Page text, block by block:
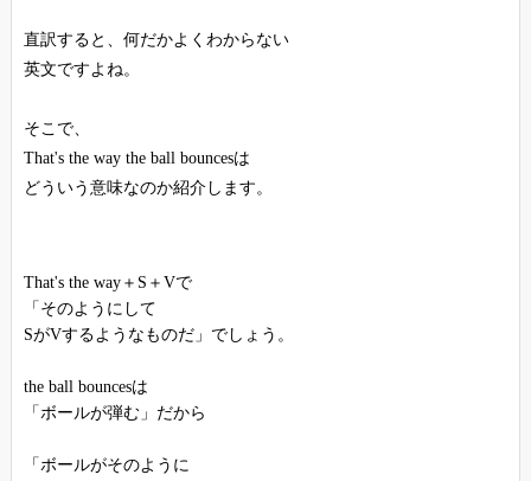
直訳すると、何だかよくわからない
英文ですよね。
そこで、
That's the way the ball bouncesは
どういう意味なのか紹介します。
That's the way＋S＋Vで
「そのようにして
SがVするようなものだ」でしょう。
the ball bouncesは
「ボールが弾む」だから
「ボールがそのように